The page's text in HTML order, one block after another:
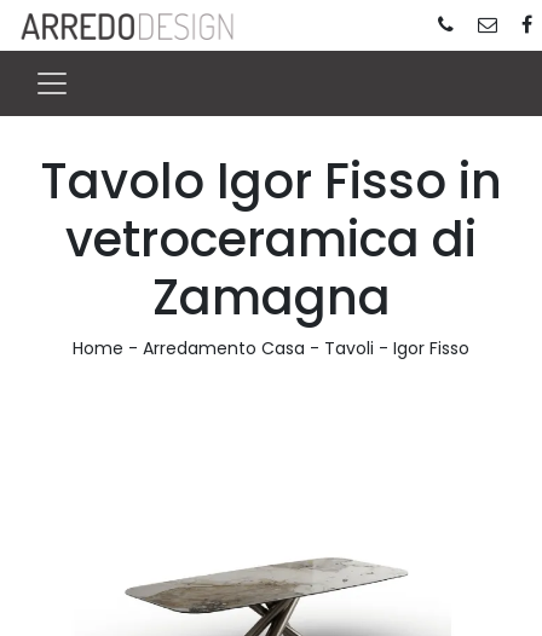
Tavolo Igor Fisso in
vetroceramica di
Zamagna
Home - Arredamento Casa - Tavoli - Igor Fisso